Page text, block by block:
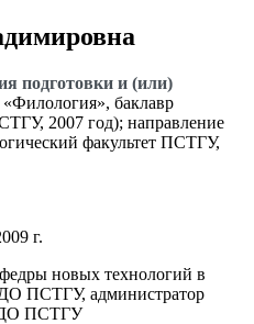
подготовки и (или)
баклавр
2007 год); направление
факультет ПСТГУ,
г.
новых технологий в
ПСТГУ, администратор
ПСТГУ